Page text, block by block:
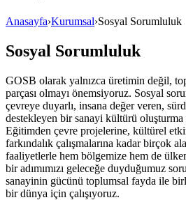
Anasayfa›Kurumsal›Sosyal Sorumluluk
Sosyal Sorumluluk
GOSB olarak yalnızca üretimin değil,
parçası olmayı önemsiyoruz. Sosyal
çevreye duyarlı, insana değer veren,
destekleyen bir sanayi kültürü
Eğitimden çevre projelerine, kültürel
farkındalık çalışmalarına kadar birçok
faaliyetlerle hem bölgemize hem de
bir adımımızı geleceğe duyduğumuz
sanayinin gücünü toplumsal fayda ile
bir dünya için çalışıyoruz.